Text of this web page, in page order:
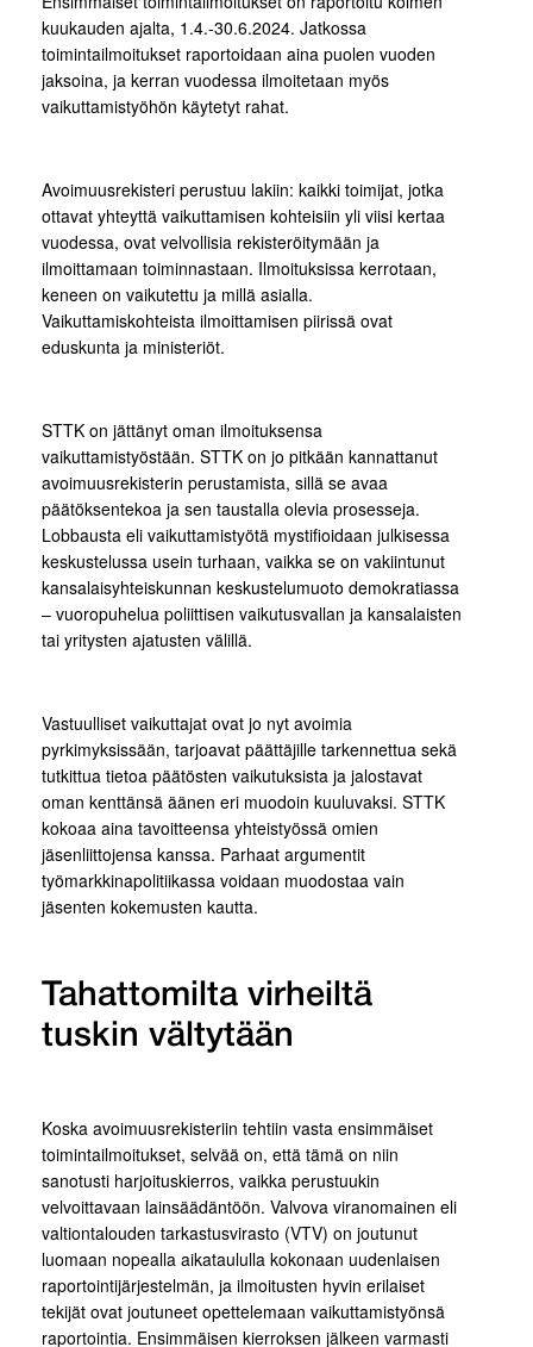
kuukauden ajalta, 1.4.-30.6.2024. Jatkossa
toimintailmoitukset raportoidaan aina puolen vuoden
jaksoina, ja kerran vuodessa ilmoitetaan myös
vaikuttamistyöhön käytetyt rahat.
Avoimuusrekisteri perustuu lakiin: kaikki toimijat, jotka
ottavat yhteyttä vaikuttamisen kohteisiin yli viisi kertaa
vuodessa, ovat velvollisia rekisteröitymään ja
ilmoittamaan toiminnastaan. Ilmoituksissa kerrotaan,
keneen on vaikutettu ja millä asialla.
Vaikuttamiskohteista ilmoittamisen piirissä ovat
eduskunta ja ministeriöt.
STTK on jättänyt oman ilmoituksensa
vaikuttamistyöstään. STTK on jo pitkään kannattanut
avoimuusrekisterin perustamista, sillä se avaa
päätöksentekoa ja sen taustalla olevia prosesseja.
Lobbausta eli vaikuttamistyötä mystifioidaan julkisessa
keskustelussa usein turhaan, vaikka se on vakiintunut
kansalaisyhteiskunnan keskustelumuoto demokratiassa
– vuoropuhelua poliittisen vaikutusvallan ja kansalaisten
tai yritysten ajatusten välillä.
Vastuulliset vaikuttajat ovat jo nyt avoimia
pyrkimyksissään, tarjoavat päättäjille tarkennettua sekä
tutkittua tietoa päätösten vaikutuksista ja jalostavat
oman kenttänsä äänen eri muodoin kuuluvaksi. STTK
kokoaa aina tavoitteensa yhteistyössä omien
jäsenliittojensa kanssa. Parhaat argumentit
työmarkkinapolitiikassa voidaan muodostaa vain
jäsenten kokemusten kautta.
Tahattomilta virheiltä
tuskin vältytään
Koska avoimuusrekisteriin tehtiin vasta ensimmäiset
toimintailmoitukset, selvää on, että tämä on niin
sanotusti harjoituskierros, vaikka perustuukin
velvoittavaan lainsäädäntöön. Valvova viranomainen eli
valtiontalouden tarkastusvirasto (VTV) on joutunut
luomaan nopealla aikataululla kokonaan uudenlaisen
raportointijärjestelmän, ja ilmoitusten hyvin erilaiset
tekijät ovat joutuneet opettelemaan vaikuttamistyönsä
raportointia. Ensimmäisen kierroksen jälkeen varmasti